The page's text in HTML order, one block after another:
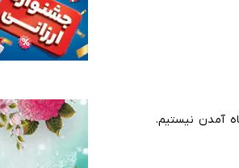
آمدن نیستیم.